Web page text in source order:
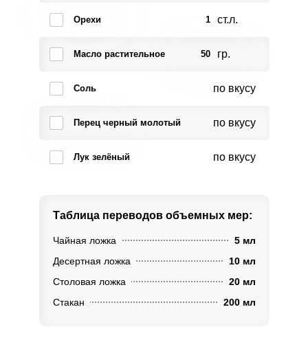
Орехи 1 ст.л.
Масло растительное 50 гр.
Соль по вкусу
Перец черный молотый по вкусу
Лук зелёный по вкусу
Таблица переводов объемных мер:
Чайная ложка
5 мл
Десертная ложка
10 мл
Столовая ложка
20 мл
Стакан
200 мл